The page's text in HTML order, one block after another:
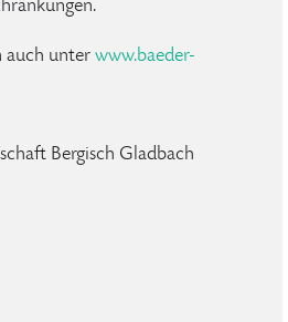
auch unter www.baeder-
Bergisch Gladbach